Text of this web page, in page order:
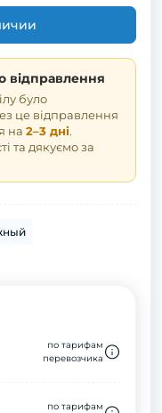
відправлення
було
це відправлення
на 2–3 дні.
та дякуємо за
по тарифам
перевозчика
по тарифам